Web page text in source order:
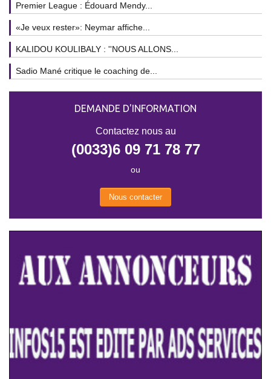
Premier League : Édouard Mendy...
«Je veux rester»: Neymar affiche...
KALIDOU KOULIBALY : ''NOUS ALLONS...
Sadio Mané critique le coaching de...
DEMANDE D'INFORMATION
Contactez nous au
(0033)6 09 71 78 77
ou
Nous contacter